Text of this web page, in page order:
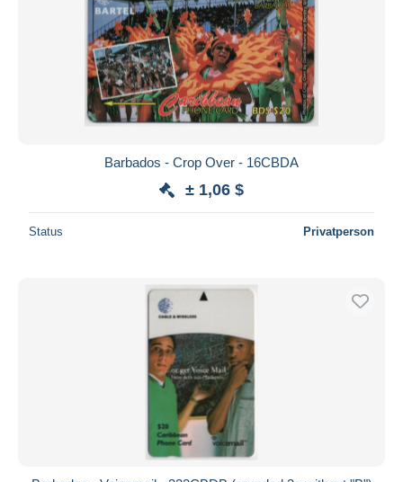
Barbados - Crop Over - 16CBDA
± 1,06 $
Status Privatperson